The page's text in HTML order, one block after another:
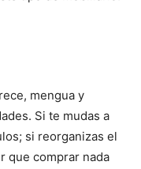
mengua y
Si te mudas a
si reorganizas el
que comprar nada